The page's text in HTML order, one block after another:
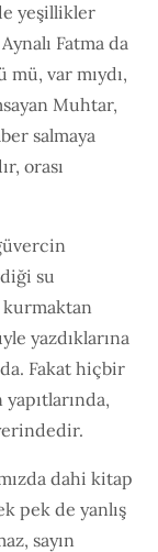
yeşillikler
Fatma da
mü, var mıydı,
Muhtar,
salmaya
orası
su
yazdıklarına
Fakat hiçbir
dahi kitap
pek de yanlış
sayın